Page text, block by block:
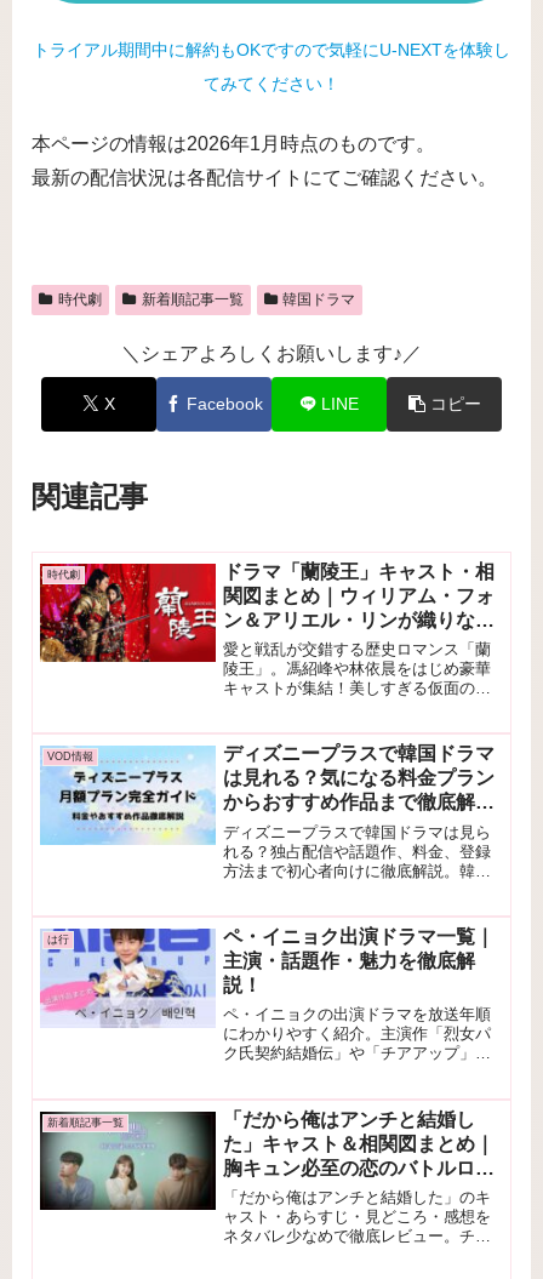
トライアル期間中に解約もOKですので気軽にU-NEXTを体験し
てみてください！
本ページの情報は2026年1月時点のものです。
最新の配信状況は各配信サイトにてご確認ください。
時代劇 新着順記事一覧 韓国ドラマ
＼シェアよろしくお願いします♪／
X Facebook LINE コピー
関連記事
時代劇
ドラマ「蘭陵王」キャスト・相
関図まとめ｜ウィリアム・フォ
ン＆アリエル・リンが織りなす
切ない愛
愛と戦乱が交錯する歴史ロマンス「蘭
陵王」。馮紹峰や林依晨をはじめ豪華
キャストが集結！美しすぎる仮面の武
VOD情報
ディズニープラスで韓国ドラマ
は見れる？気になる料金プラン
からおすすめ作品まで徹底解
説！
ディズニープラスで韓国ドラマは見ら
れる？独占配信や話題作、料金、登録
方法まで初心者向けに徹底解説。韓ド
は行
ペ・イニョク出演ドラマ一覧｜
主演・話題作・魅力を徹底解
説！
ペ・イニョクの出演ドラマを放送年順
にわかりやすく紹介。主演作「烈女パ
ク氏契約結婚伝」や「チアアップ」を
新着順記事一覧
「だから俺はアンチと結婚し
た」キャスト＆相関図まとめ｜
胸キュン必至の恋のバトルロマ
ンスの魅力を徹底解説！
「だから俺はアンチと結婚した」のキ
ャスト・あらすじ・見どころ・感想を
ネタバレ少なめで徹底レビュー。チ